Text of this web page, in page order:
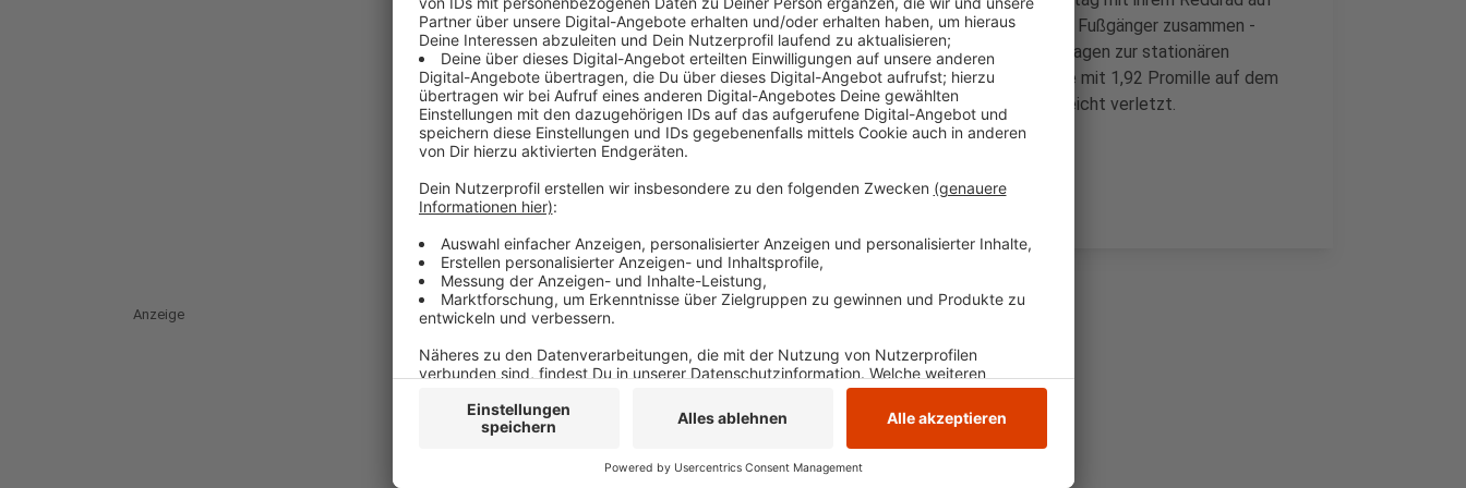
dem Gehweg der Wittener Straße unterwegs. Sie stieß mit einem Fußgänger zusammen -
beide fielen zu Boden. Die Wittenerin kam mit einem Rettwungswagen zur stationären
Behandlung in ein Krankenhaus. Wie ein Alkoholtest zeigte, war sie mit 1,92 Promille auf dem
Rad unterwegs. Der Fußgänger, ein 57-jähriger aus Herne, wurde leicht verletzt.
Anzeige
Anzeige